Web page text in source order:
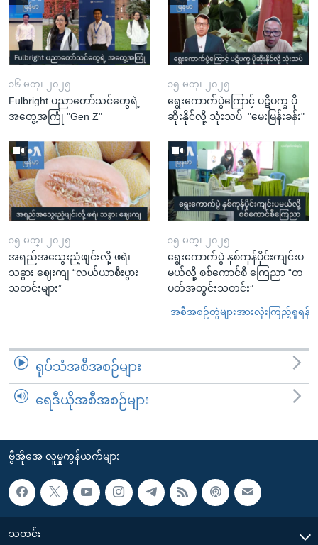
၁၆ မတ္၊ ၂၀၂၅
Fulbright ပညာတော်သင်တွေရဲ့
အတွေ့အကြုံ "Gen Z"
၁၅ မတ္၊ ၂၀၂၅
ရွေးကောက်ပွဲကြောင့် ပဋိပက္ခ ပို
ဆိုးနိုင်လို့ သုံးသပ် "မေးမြန်းခန်း"
၁၅ မတ္၊ ၂၀၂၅
အရည်အသွေးညံ့ဖျင်းလို့ ဖရဲ၊
သခွား ဈေးကျ “လယ်ယာစီးပွား
သတင်းများ”
၁၅ မတ္၊ ၂၀၂၅
ရွေးကောက်ပွဲ နှစ်ကုန်ပိုင်းကျင်းပ
မယ်လို့ စစ်ကောင်စီ ကြေညာ “တ
ပတ်အတွင်းသတင်း”
အစီအစဉ်တွဲများအားလုံးကြည့်ရှုရန်
ရုပ်သံအစီအစဉ်များ
ရေဒီယိုအစီအစဉ်များ
ဗွီအိုအေ လူမှုကွန်ယက်များ
သတင်း